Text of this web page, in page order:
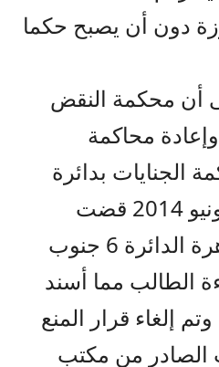
دون أن يصبح حكما
أن محكمة النقض
محاكمة
الجنايات بدائرة
أخرى، وبتاريخ 12 يونيو 2014 قضت
محكمة جنايات القاهرة الدائرة 6 جنوب
الطالب مما أسند
إلغاء قرار المنع
الصادر من مكتب